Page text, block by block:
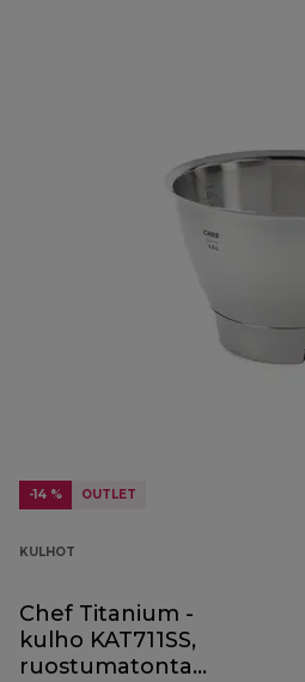
-14 % OUTLET
KULHOT
Chef Titanium -
kulho KAT711SS,
ruostumatonta